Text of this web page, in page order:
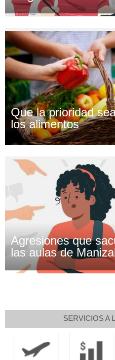
Que la prioridad
los alimentos
Agresiones que
las aulas de
SERVICIOS A